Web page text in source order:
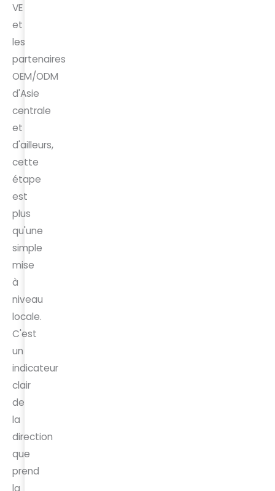
VE
et
les
partenaires
OEM/ODM
d'Asie
centrale
et
d'ailleurs,
cette
étape
est
plus
qu'une
simple
mise
à
niveau
locale.
C'est
un
indicateur
clair
de
la
direction
que
prend
la